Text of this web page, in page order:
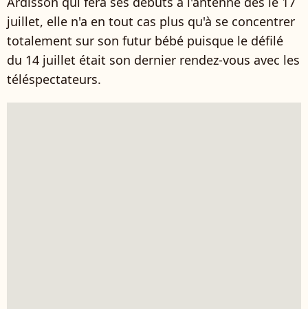
juillet, elle n'a en tout cas plus qu'à se concentrer
totalement sur son futur bébé puisque le défilé
du 14 juillet était son dernier rendez-vous avec les
téléspectateurs.